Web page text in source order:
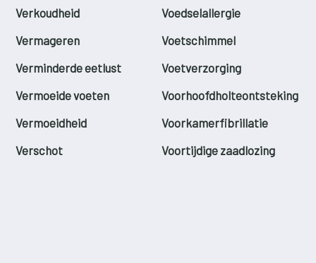
Verkoudheid
Vermageren
Verminderde eetlust
Vermoeide voeten
Vermoeidheid
Verschot
Voedselallergie
Voetschimmel
Voetverzorging
Voorhoofdholteontsteking
Voorkamerfibrillatie
Voortijdige zaadlozing